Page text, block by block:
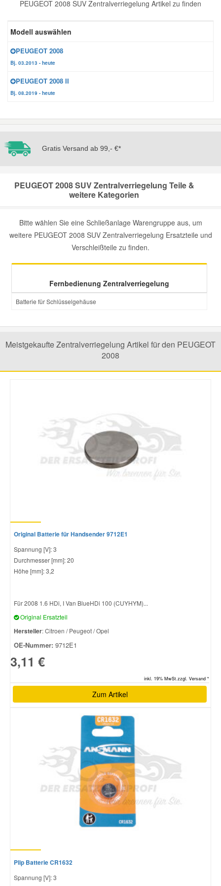
PEUGEOT 2008 SUV Zentralverriegelung Artikel zu finden
Modell auswählen
PEUGEOT 2008
Bj. 03.2013 - heute
PEUGEOT 2008 II
Bj. 08.2019 - heute
Gratis Versand ab 99,- €*
PEUGEOT 2008 SUV Zentralverriegelung Teile &
weitere Kategorien
Bitte wählen Sie eine Schließanlage Warengruppe aus, um
weitere PEUGEOT 2008 SUV Zentralverriegelung Ersatzteile und
Verschleißteile zu finden.
Fernbedienung Zentralverriegelung
Batterie für Schlüsselgehäuse
Meistgekaufte Zentralverriegelung Artikel für den PEUGEOT
2008
Original Batterie für Handsender 9712E1
Spannung [V]: 3
Durchmesser [mm]: 20
Höhe [mm]: 3,2
Für 2008 1.6 HDi, I Van BlueHDi 100 (CUYHYM)...
Original Ersatzteil
Hersteller: Citroen / Peugeot / Opel
OE-Nummer: 9712E1
3,11 €
inkl. 19% MwSt.zzgl. Versand *
Zum Artikel
Plip Batterie CR1632
Spannung [V]: 3
Zündanlage und Glühanlage
Jeep Ersatzteile
Kia Ersatzteile
Mazda Ersatzteile
Mini Ersatzteile
Mitsubishi Ersatzteile
Skoda Ersatzteile
Toyota Ersatzteile
Vauxhall Ersatzteile